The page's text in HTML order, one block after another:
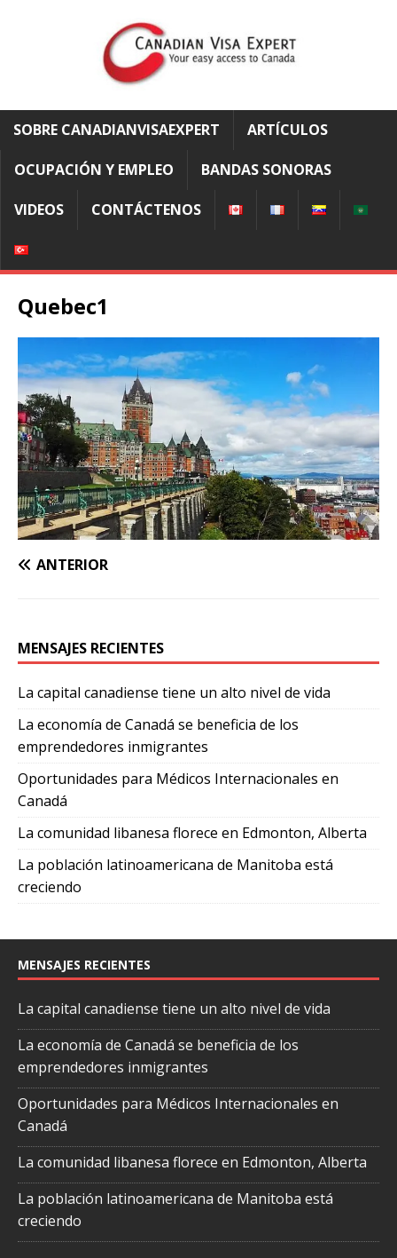
SOBRE CANADIANVISAEXPERT ARTÍCULOS
OCUPACIÓN Y EMPLEO BANDAS SONORAS
VIDEOS CONTÁCTENOS
Quebec1
ANTERIOR
MENSAJES RECIENTES
La capital canadiense tiene un alto nivel de vida
La economía de Canadá se beneficia de los
emprendedores inmigrantes
Oportunidades para Médicos Internacionales en
Canadá
La comunidad libanesa florece en Edmonton, Alberta
La población latinoamericana de Manitoba está
creciendo
MENSAJES RECIENTES
La capital canadiense tiene un alto nivel de vida
La economía de Canadá se beneficia de los
emprendedores inmigrantes
Oportunidades para Médicos Internacionales en
Canadá
La comunidad libanesa florece en Edmonton, Alberta
La población latinoamericana de Manitoba está
creciendo